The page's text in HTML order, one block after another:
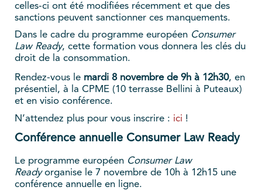
celles-ci ont été modifiées récemment et que des
sanctions peuvent sanctionner ces manquements.
Dans le cadre du programme européen Consumer
Law Ready, cette formation vous donnera les clés du
droit de la consommation.
Rendez-vous le mardi 8 novembre de 9h à 12h30, en
présentiel, à la CPME (10 terrasse Bellini à Puteaux)
et en visio conférence.
N’attendez plus pour vous inscrire : ici !
Conférence annuelle Consumer Law Ready
Le programme européen Consumer Law
Readyorganise le 7 novembre de 10h à 12h15 une
conférence annuelle en ligne.